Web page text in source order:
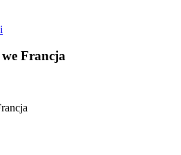
we Francja